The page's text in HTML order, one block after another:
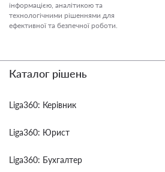
інформацією, аналітикою та
технологічними рішеннями для
ефективної та безпечної роботи.
Каталог рішень
Liga360: Керівник
Liga360: Юрист
Liga360: Бухгалтер